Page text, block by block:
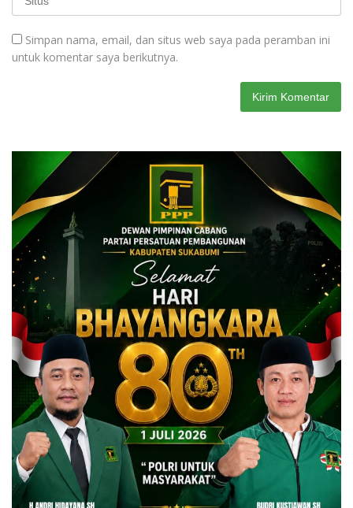
Simpan nama, email, dan situs web saya pada peramban ini
untuk komentar saya berikutnya.